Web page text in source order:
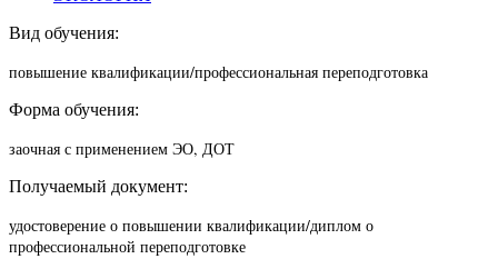
Вид обучения:
повышение квалификации/профессиональная переподготовка
Форма обучения:
заочная с применением ЭО, ДОТ
Получаемый документ:
удостоверение о повышении квалификации/диплом о
профессиональной переподготовке